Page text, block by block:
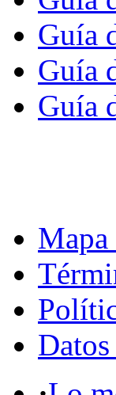
Guía
Guía
Guía
Mapa